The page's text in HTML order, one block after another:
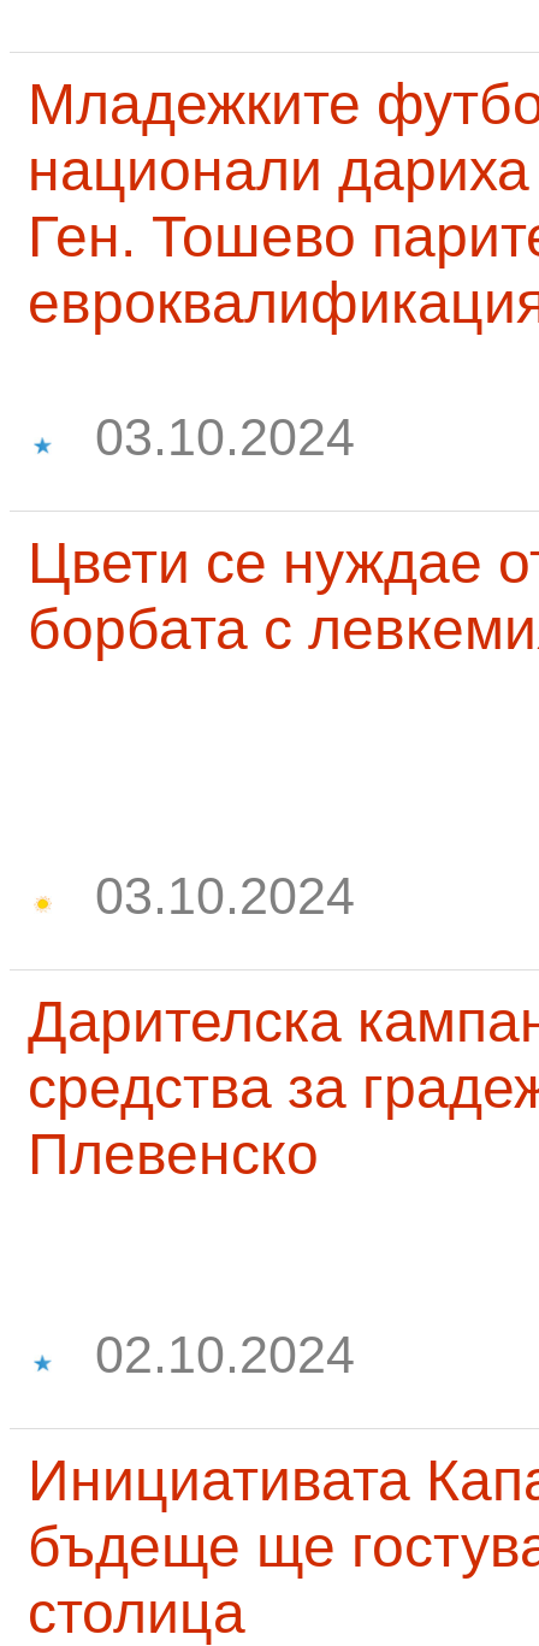
Младежките
национали
Ген. Тошево
03.10.2024
Цвети се нуждае
борбата с
03.10.2024
Дарителска
средства за
Плевенско
02.10.2024
Инициативата
бъдеще ще
столица